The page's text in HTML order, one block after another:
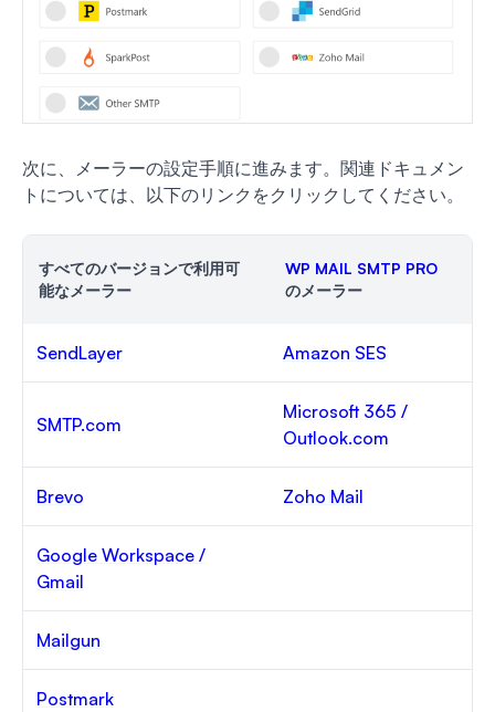
次に、メーラーの設定手順に進みます。関連ドキュメン
トについては、以下のリンクをクリックしてください。
すべてのバージョンで利用可
能なメーラー
WP MAIL SMTP PRO
のメーラー
SendLayer Amazon SES
SMTP.com
Microsoft 365 /
Outlook.com
Brevo Zoho Mail
Google Workspace /
Gmail
Mailgun
Postmark